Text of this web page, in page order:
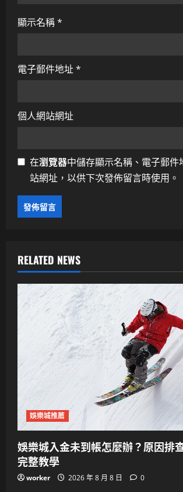
顯示名稱*
電子郵件地址*
個人網站網址
在瀏覽器中儲存顯示名稱、電子郵件
站網址，以供下次發佈留言時使用。
RELATED NEWS
娛樂城推薦
娛樂城入金未到帳怎麼辦？原因排
完整教學
worker 2026 年 8 月 8 日 0